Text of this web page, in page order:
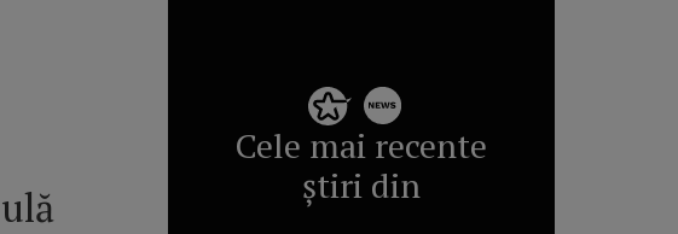
Cele mai recente
știri din